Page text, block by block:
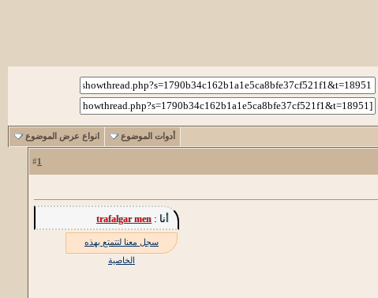
أدوات الموضوع انواع عرض الموضوع
1
أنا :trafalgar men
سجل معنا لتتمتع بهذه
الخاصية